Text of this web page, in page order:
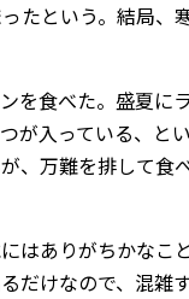
たという。結局、
を食べた。盛夏に
が入っている、と
、万難を排して食
はありがちかなこ
だけなので、混雑